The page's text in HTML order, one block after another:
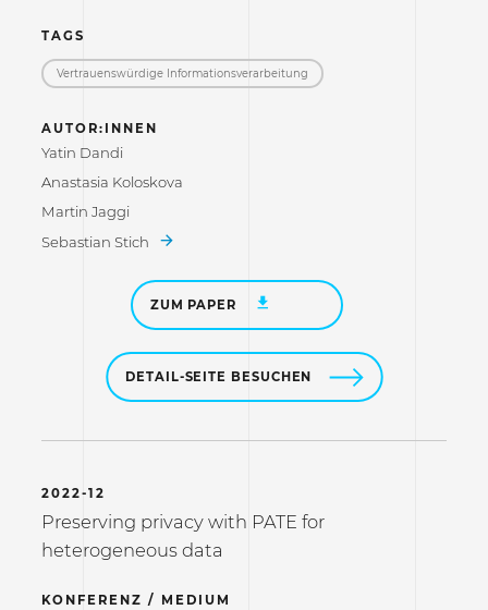
TAGS
Vertrauenswürdige Informations­verarbeitung
AUTOR:INNEN
Yatin Dandi
Anastasia Koloskova
Martin Jaggi
Sebastian Stich
ZUM PAPER
DETAIL-SEITE BESUCHEN
2022-12
Preserving privacy with PATE for
heterogeneous data
KONFERENZ / MEDIUM